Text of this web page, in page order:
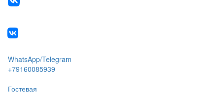
WhatsApp/Telegram
+79160085939
Гостевая